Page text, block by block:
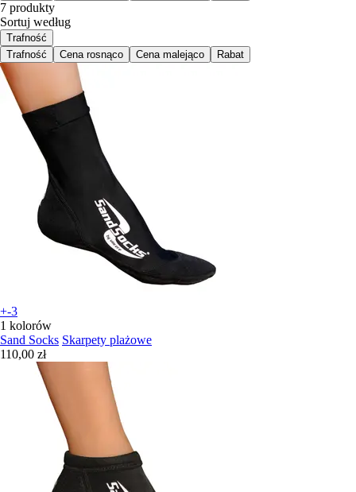
7 produkty
Sortuj według
Trafność
Trafność
Cena rosnąco Cena malejąco Rabat
+-3
1 kolorów
Sand Socks Skarpety plażowe
110,00 zł